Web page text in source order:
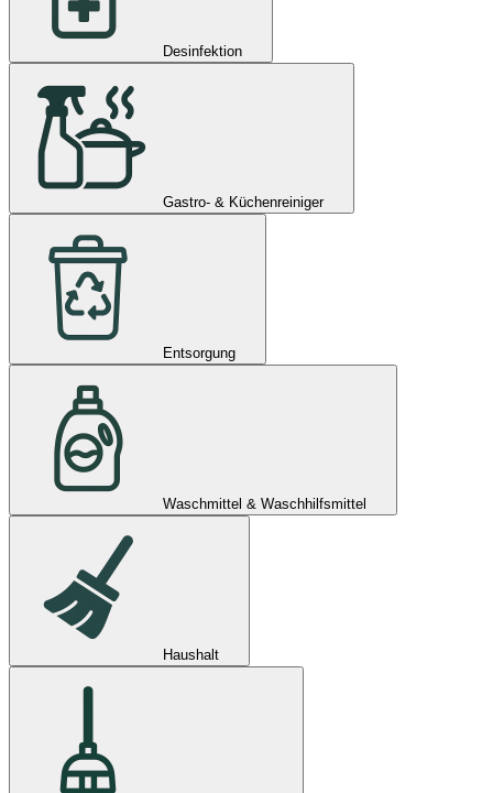
Desinfektion
Gastro- & Küchenreiniger
Entsorgung
Waschmittel & Waschhilfsmittel
Haushalt